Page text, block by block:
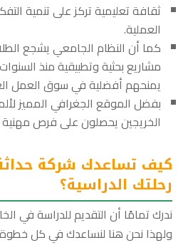
ثقافة تعليمية تركز على تنمية
العملية.
كما أن النظام الجامعي يشجع
مشاريع بحثية وتطبيقية منذ
يمنحهم أفضلية في سوق العمل
بفضل الموقع الجغرافي المميز
الخريجين يحصلون على فرص مهنية
كيف تساعدك شركة
رحلتك الدراسية؟
ندرك تمامًا أن التقديم للدراسة في
ولهذا نحن هنا لنساعدك في كل